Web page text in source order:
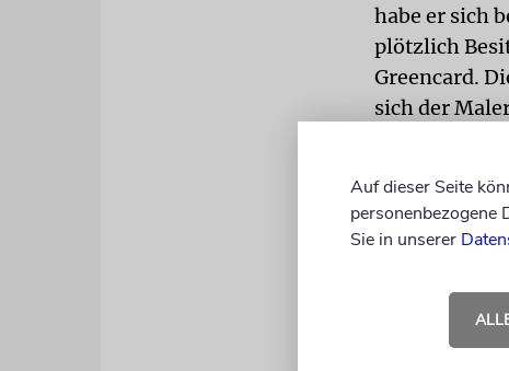
habe er sich
plötzlich
Greencard.
sich der
Sprung
drei Töchter
Leben hat
Ländern
1948 wurde
Auf dieser Seite
personenbezogene
Sie in unserer